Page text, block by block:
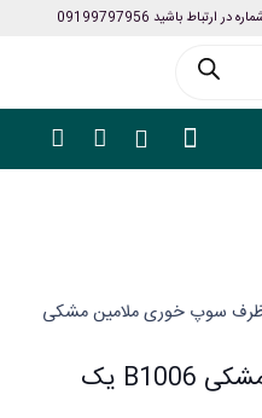
باشید 09199797956
سوپ خوری ملامین مشکی
ظرف سوپ خوری ملامین مشکی B1006 یک